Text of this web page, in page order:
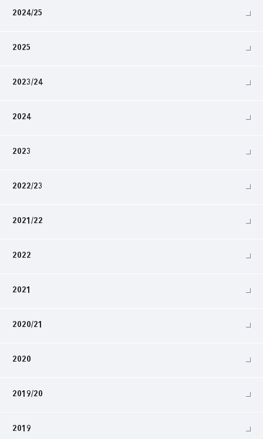
2024/25
2025
2023/24
2024
2023
2022/23
2021/22
2022
2021
2020/21
2020
2019/20
2019